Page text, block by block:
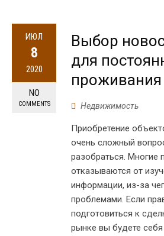
ИЮЛ
8
2020
NO
COMMENTS
Выбор
для
проживания
Недвижимость
Приобретение
очень сложный
разобраться. Многие
отказываются от
информации, из-за
проблемами. Если
подготовиться к
рынке вы будете себя